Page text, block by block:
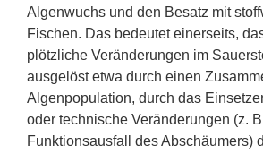
Algenwuchs und den Besatz mit
Fischen. Das bedeutet einerseits,
plötzliche Veränderungen im
ausgelöst etwa durch einen
Algenpopulation, durch das
oder technische Veränderungen (z.
Funktionsausfall des Abschäumers)